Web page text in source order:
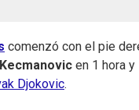
comenzó con el pie
en 1 hora
Djokovic.